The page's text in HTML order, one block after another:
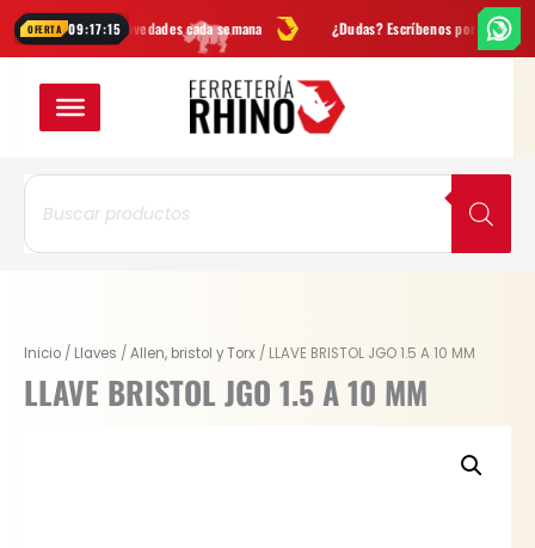
OFERTA 09:17:15
y novedades cada semana ¿Dudas? Escríbenos porWhatsApp
Búsqueda
productos
Inicio / Llaves /Allen, bristol y Torx / LLAVE BRISTOL JGO 1.5 A 10 MM
LLAVE BRISTOL JGO 1.5 A 10 MM
Original
price
was:
Current
price
is:
LLAVE
BRISTOL
JGO